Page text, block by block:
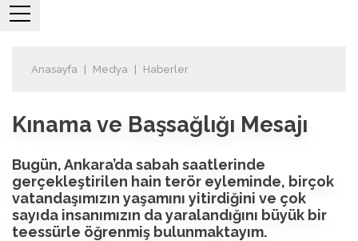
Anasayfa Medya Haberler
Kınama ve Başsağlığı Mesajı
Bugün, Ankara’da sabah saatlerinde
gerçekleştirilen hain terör eyleminde, birçok
vatandaşımızın yaşamını yitirdiğini ve çok
sayıda insanımızın da yaralandığını büyük bir
teessürle öğrenmiş bulunmaktayım.